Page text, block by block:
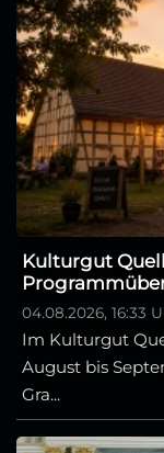
Kulturgut
04.08.2026, 16:33
Im Kulturgut
August bis
Gra...